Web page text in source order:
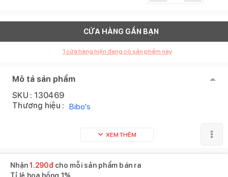
CỬA HÀNG GẦN BẠN
1 cửa hàng hiện đang có sản phẩm này
Mô tả sản phẩm
SKU : 130469
Thương hiệu : Bibo's
XEM THÊM
Nhận1.290đcho mỗi sản phẩm bán ra